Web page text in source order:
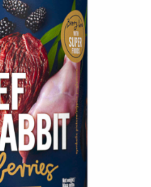
800G